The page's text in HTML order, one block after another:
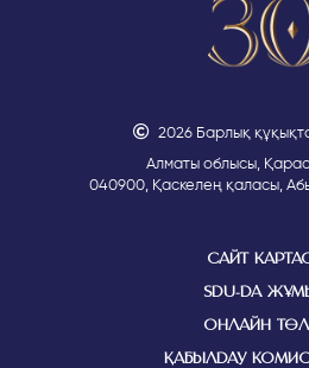
2026 Барлық
Алматы облысы,
040900, Қаскелең қаласы,
САЙТ
SDU-ДА
ОНЛАЙН
ҚАБЫЛДАУ